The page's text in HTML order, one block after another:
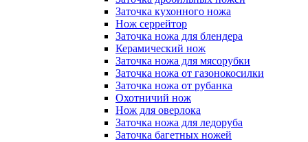
Заточка кухонного ножа
Нож серрейтор
Заточка ножа для блендера
Керамический нож
Заточка ножа для мясорубки
Заточка ножа от газонокосилки
Заточка ножа от рубанка
Охотничий нож
Нож для оверлока
Заточка ножа для ледоруба
Заточка багетных ножей